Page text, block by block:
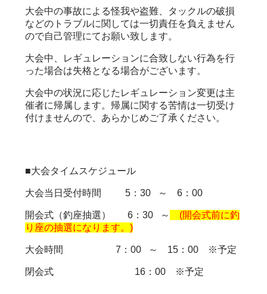
大会中の事故による怪我や盗難、タックルの破損
などのトラブルに関しては一切責任を負えません
ので自己管理にてお願い致します。
大会中、レギュレーションに合致しない行為を行
った場合は失格となる場合がございます。
大会中の状況に応じたレギュレーション変更は主
催者に帰属します。帰属に関する苦情は一切受け
付けませんので、あらかじめご了承ください。
■大会タイムスケジュール
大会当日受付時間 5：30 ～ 6：00
開会式（釣座抽選） 6：30 ～
(開会式前に釣
り座の抽選になります。)
大会時間 7：00 ～ 15：00 ※予定
閉会式 16：00 ※予定